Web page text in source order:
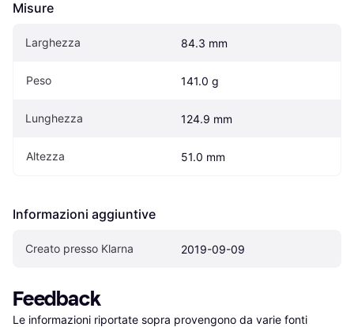
Misure
Larghezza 84.3 mm
Peso 141.0 g
Lunghezza 124.9 mm
Altezza 51.0 mm
Informazioni aggiuntive
Creato presso Klarna 2019-09-09
Feedback
Le informazioni riportate sopra provengono da varie fonti